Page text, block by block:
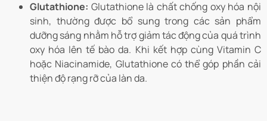
Glutathione: Glutathione là chất chống oxy hóa nội
sinh, thường được bổ sung trong các sản phẩm
dưỡng sáng nhằm hỗ trợ giảm tác động của quá trình
oxy hóa lên tế bào da. Khi kết hợp cùng Vitamin C
hoặc Niacinamide, Glutathione có thể góp phần cải
thiện độ rạng rỡ của làn da.